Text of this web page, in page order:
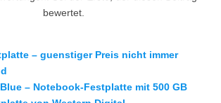
bewertet.
– guenstiger Preis nicht immer
– Notebook-Festplatte mit 500 GB